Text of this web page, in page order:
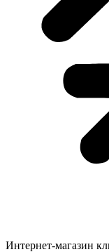
Интернет-магазин